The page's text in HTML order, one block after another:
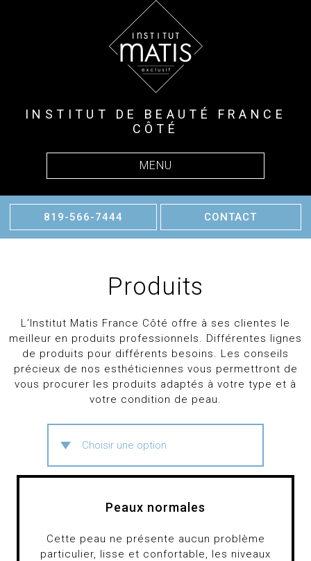
INSTITUT DE BEAUTÉ FRANCE
CÔTÉ
MENU
819-566-7444 CONTACT
Produits
L’Institut Matis France Côté offre à ses clientes le
meilleur en produits professionnels. Différentes lignes
de produits pour différents besoins. Les conseils
précieux de nos esthéticiennes vous permettront de
vous procurer les produits adaptés à votre type et à
votre condition de peau.
Peaux normales
Cette peau ne présente aucun problème
particulier, lisse et confortable, les niveaux